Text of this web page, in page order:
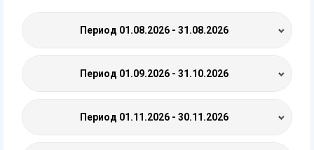
Период 01.08.2026 - 31.08.2026
Период 01.09.2026 - 31.10.2026
Период 01.11.2026 - 30.11.2026